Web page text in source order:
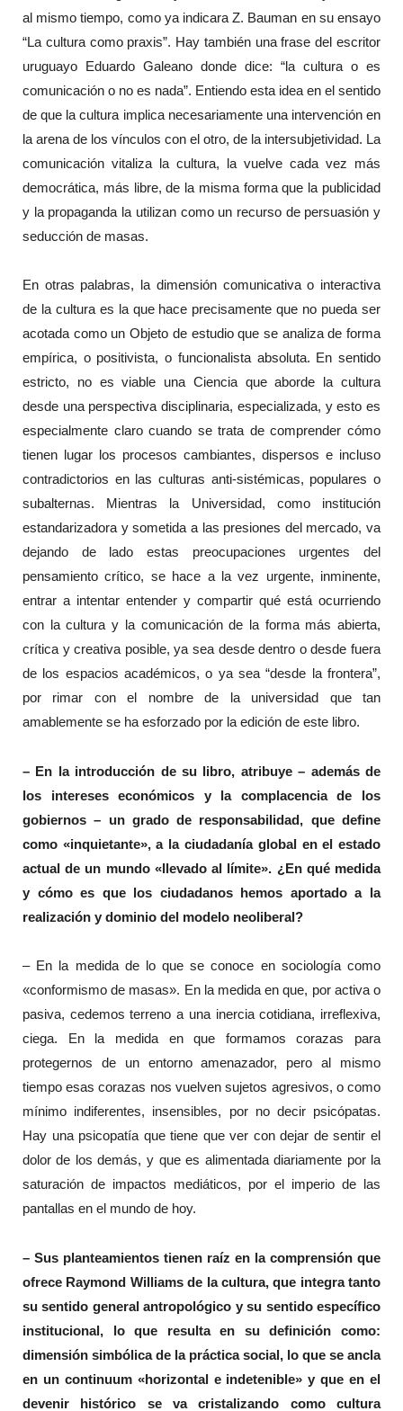
al mismo tiempo, como ya indicara Z. Bauman en su ensayo
“La cultura como praxis”. Hay también una frase del escritor
uruguayo Eduardo Galeano donde dice: “la cultura o es
comunicación o no es nada”. Entiendo esta idea en el sentido
de que la cultura implica necesariamente una intervención en
la arena de los vínculos con el otro, de la intersubjetividad. La
comunicación vitaliza la cultura, la vuelve cada vez más
democrática, más libre, de la misma forma que la publicidad
y la propaganda la utilizan como un recurso de persuasión y
seducción de masas.
En otras palabras, la dimensión comunicativa o interactiva
de la cultura es la que hace precisamente que no pueda ser
acotada como un Objeto de estudio que se analiza de forma
empírica, o positivista, o funcionalista absoluta. En sentido
estricto, no es viable una Ciencia que aborde la cultura
desde una perspectiva disciplinaria, especializada, y esto es
especialmente claro cuando se trata de comprender cómo
tienen lugar los procesos cambiantes, dispersos e incluso
contradictorios en las culturas anti-sistémicas, populares o
subalternas. Mientras la Universidad, como institución
estandarizadora y sometida a las presiones del mercado, va
dejando de lado estas preocupaciones urgentes del
pensamiento crítico, se hace a la vez urgente, inminente,
entrar a intentar entender y compartir qué está ocurriendo
con la cultura y la comunicación de la forma más abierta,
crítica y creativa posible, ya sea desde dentro o desde fuera
de los espacios académicos, o ya sea “desde la frontera”,
por rimar con el nombre de la universidad que tan
amablemente se ha esforzado por la edición de este libro.
– En la introducción de su libro, atribuye – además de
los intereses económicos y la complacencia de los
gobiernos – un grado de responsabilidad, que define
como «inquietante», a la ciudadanía global en el estado
actual de un mundo «llevado al límite». ¿En qué medida
y cómo es que los ciudadanos hemos aportado a la
realización y dominio del modelo neoliberal?
– En la medida de lo que se conoce en sociología como
«conformismo de masas». En la medida en que, por activa o
pasiva, cedemos terreno a una inercia cotidiana, irreflexiva,
ciega. En la medida en que formamos corazas para
protegernos de un entorno amenazador, pero al mismo
tiempo esas corazas nos vuelven sujetos agresivos, o como
mínimo indiferentes, insensibles, por no decir psicópatas.
Hay una psicopatía que tiene que ver con dejar de sentir el
dolor de los demás, y que es alimentada diariamente por la
saturación de impactos mediáticos, por el imperio de las
pantallas en el mundo de hoy.
– Sus planteamientos tienen raíz en la comprensión que
ofrece Raymond Williams de la cultura, que integra tanto
su sentido general antropológico y su sentido específico
institucional, lo que resulta en su definición como:
dimensión simbólica de la práctica social, lo que se ancla
en un continuum «horizontal e indetenible» y que en el
devenir histórico se va cristalizando como cultura